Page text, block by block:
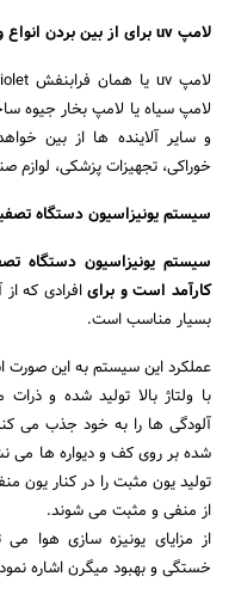
لامپ uv برای از بین بردن انواع ویروس
لامپ سیاه یا لامپ بخار جیوه
و سایر آلاینده ها از بین
خوراکی، تجهیزات پزشکی، لوازم
سیستم یونیزاسیون دستگاه
سیستم یونیزاسیون دستگاه
کارآمد است و برایافرادی که
بسیار مناسب است.
عملکرد این سیستم به این صورت
با ولتاژ بالا تولید شده و
آلودگی ها را به خود جذب می
شده بر روی کف و دیواره ها می
تولید یون مثبت را در کنار یون
از منفی و مثبت می شوند.
از مزایای یونیزه سازی هوا
خستگی و بهبود میگرن اشاره